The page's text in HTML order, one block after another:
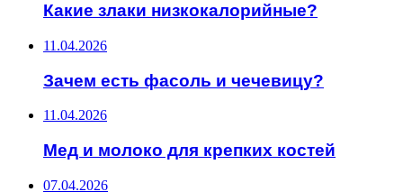
Какие злаки низкокалорийные?
11.04.2026
Зачем есть фасоль и чечевицу?
11.04.2026
Мед и молоко для крепких костей
07.04.2026